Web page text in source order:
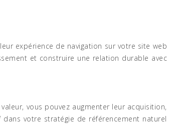
expérience de navigation sur votre site web
et construire une relation durable avec
vous pouvez augmenter leur acquisition,
votre stratégie de référencement naturel